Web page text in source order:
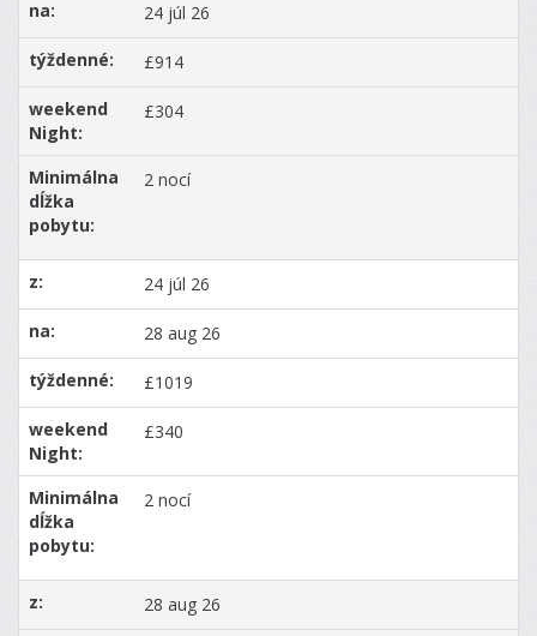
24 júl 26
£914
£304
2 nocí
24 júl 26
28 aug 26
£1019
£340
2 nocí
28 aug 26